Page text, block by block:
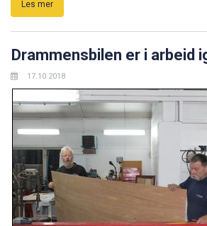
Les mer
Drammensbilen er i arbeid
17.10.2018